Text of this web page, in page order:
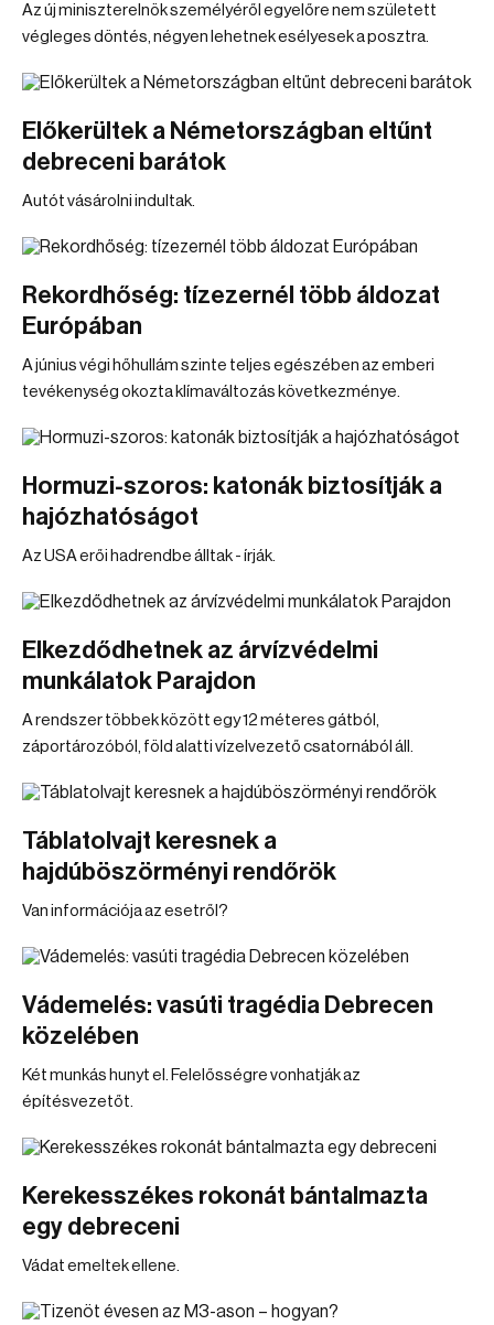
Az új miniszterelnök személyéről egyelőre nem született
végleges döntés, négyen lehetnek esélyesek a posztra.
Előkerültek a Németországban eltűnt
debreceni barátok
Autót vásárolni indultak.
Rekordhőség: tízezernél több áldozat
Európában
A június végi hőhullám szinte teljes egészében az emberi
tevékenység okozta klímaváltozás következménye.
Hormuzi-szoros: katonák biztosítják a
hajózhatóságot
Az USA erői hadrendbe álltak - írják.
Elkezdődhetnek az árvízvédelmi
munkálatok Parajdon
A rendszer többek között egy 12 méteres gátból,
záportározóból, föld alatti vízelvezető csatornából áll.
Táblatolvajt keresnek a
hajdúböszörményi rendőrök
Van információja az esetről?
Vádemelés: vasúti tragédia Debrecen
közelében
Két munkás hunyt el. Felelősségre vonhatják az
építésvezetőt.
Kerekesszékes rokonát bántalmazta
egy debreceni
Vádat emeltek ellene.